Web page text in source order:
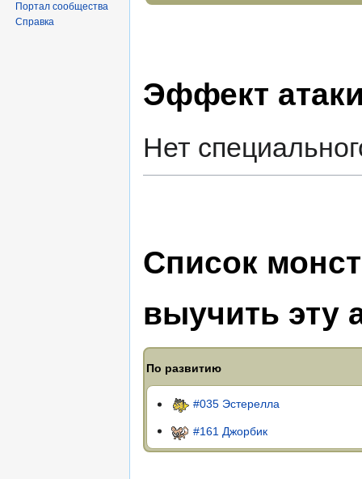
Эффект
Нет
Список
выучить эту
По развитию
#035 Эстерелла
#161 Джорбик
Портал сообщества
Справка